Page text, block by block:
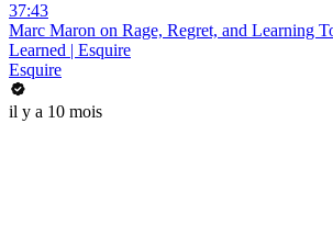
37:43
Marc Maron on Rage, Regret, and Learning
Learned | Esquire
Esquire
il y a 10 mois